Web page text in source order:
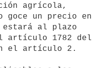
agrícola,
goce un precio en
al plazo
artículo 1782 del
el artículo 2.